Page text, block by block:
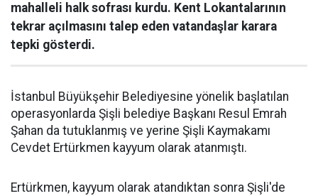
mahalleli halk sofrası kurdu. Kent Lokantalarının
tekrar açılmasını talep eden vatandaşlar karara
tepki gösterdi.
İstanbul Büyükşehir Belediyesine yönelik başlatılan
operasyonlarda Şişli belediye Başkanı Resul Emrah
Şahan da tutuklanmış ve yerine Şişli Kaymakamı
Cevdet Ertürkmen kayyum olarak atanmıştı.
Ertürkmen, kayyum olarak atandıktan sonra Şişli'de